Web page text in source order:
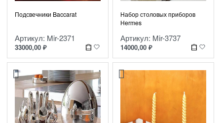
Подсвечники Baccarat
Артикул: Mir-2371
33000,00 ₽
Набор столовых приборов
Нermes
Артикул: Mir-3737
14000,00 ₽